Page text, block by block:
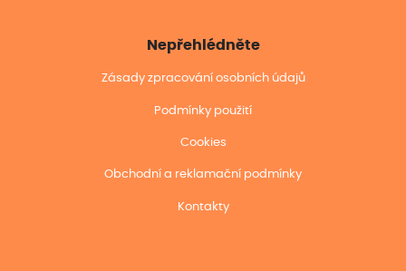
Nepřehlédněte
Zásady zpracování osobních údajů
Podmínky použití
Cookies
Obchodní a reklamační podmínky
Kontakty